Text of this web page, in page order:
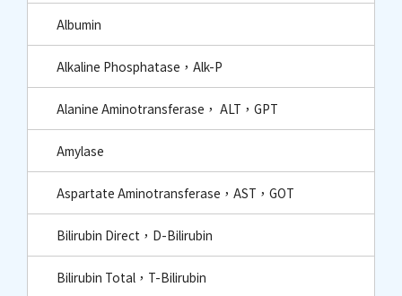
Albumin
Alkaline Phosphatase，Alk-P
Alanine Aminotransferase， ALT，GPT
Amylase
Aspartate Aminotransferase，AST，GOT
Bilirubin Direct，D-Bilirubin
Bilirubin Total，T-Bilirubin